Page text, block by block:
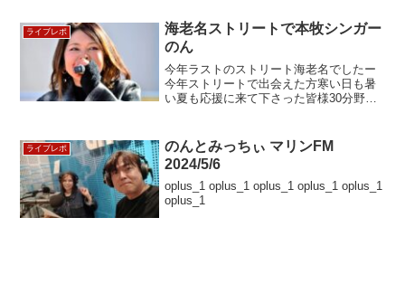
ードが入ると音の厚みが違いますね。
毎…
ライブレポ
海老名ストリートで本牧シンガー
のん
今年ラストのストリート海老名でしたー
今年ストリートで出会えた方寒い日も暑
い夏も応援に来て下さった皆様30分野外
切にとっておきたいと思います 今年1
年…
ライブレポ
のんとみっちぃ マリンFM
2024/5/6
oplus_1 oplus_1 oplus_1 oplus_1 oplus_1
oplus_1